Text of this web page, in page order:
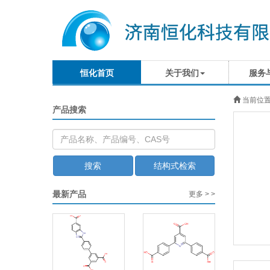
恒化首页 关于我们 服务
产品搜索
搜索 结构式检索
最新产品 更多 > >
当前位